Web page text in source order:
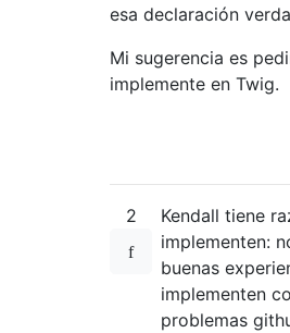
esa declaración
Mi sugerencia es
implemente en Twig.
2
Kendall tiene
implementen:
buenas
implementen
problemas